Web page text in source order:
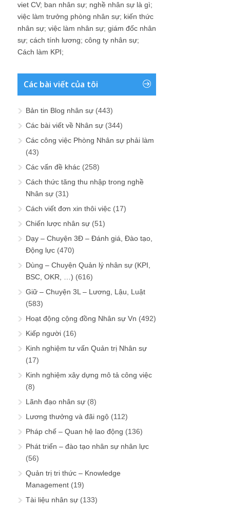
viet CV; ban nhân sự; nghề nhân sự là gì;
việc làm trưởng phòng nhân sự; kiến thức
nhân sự; việc làm nhân sự; giám đốc nhân
sự; cách tính lương; công ty nhân sự;
Cách làm KPI;
Các bài viết của tôi
Bản tin Blog nhân sự (443)
Các bài viết về Nhân sự (344)
Các công việc Phòng Nhân sự phải làm
(43)
Các vấn đề khác (258)
Cách thức tăng thu nhập trong nghề
Nhân sự (31)
Cách viết đơn xin thôi việc (17)
Chiến lược nhân sự (51)
Dạy – Chuyện 3Đ – Đánh giá, Đào tạo,
Động lực (470)
Dùng – Chuyện Quản lý nhân sự (KPI,
BSC, OKR, …) (616)
Giữ – Chuyện 3L – Lương, Lậu, Luật
(583)
Hoạt động cộng đồng Nhân sự Vn (492)
Kiếp người (16)
Kinh nghiệm tư vấn Quản trị Nhân sự
(17)
Kinh nghiệm xây dựng mô tả công việc
(8)
Lãnh đạo nhân sự (8)
Lương thưởng và đãi ngộ (112)
Pháp chế – Quan hệ lao động (136)
Phát triển – đào tạo nhân sự nhân lực
(56)
Quản trị tri thức – Knowledge
Management (19)
Tài liệu nhân sự (133)